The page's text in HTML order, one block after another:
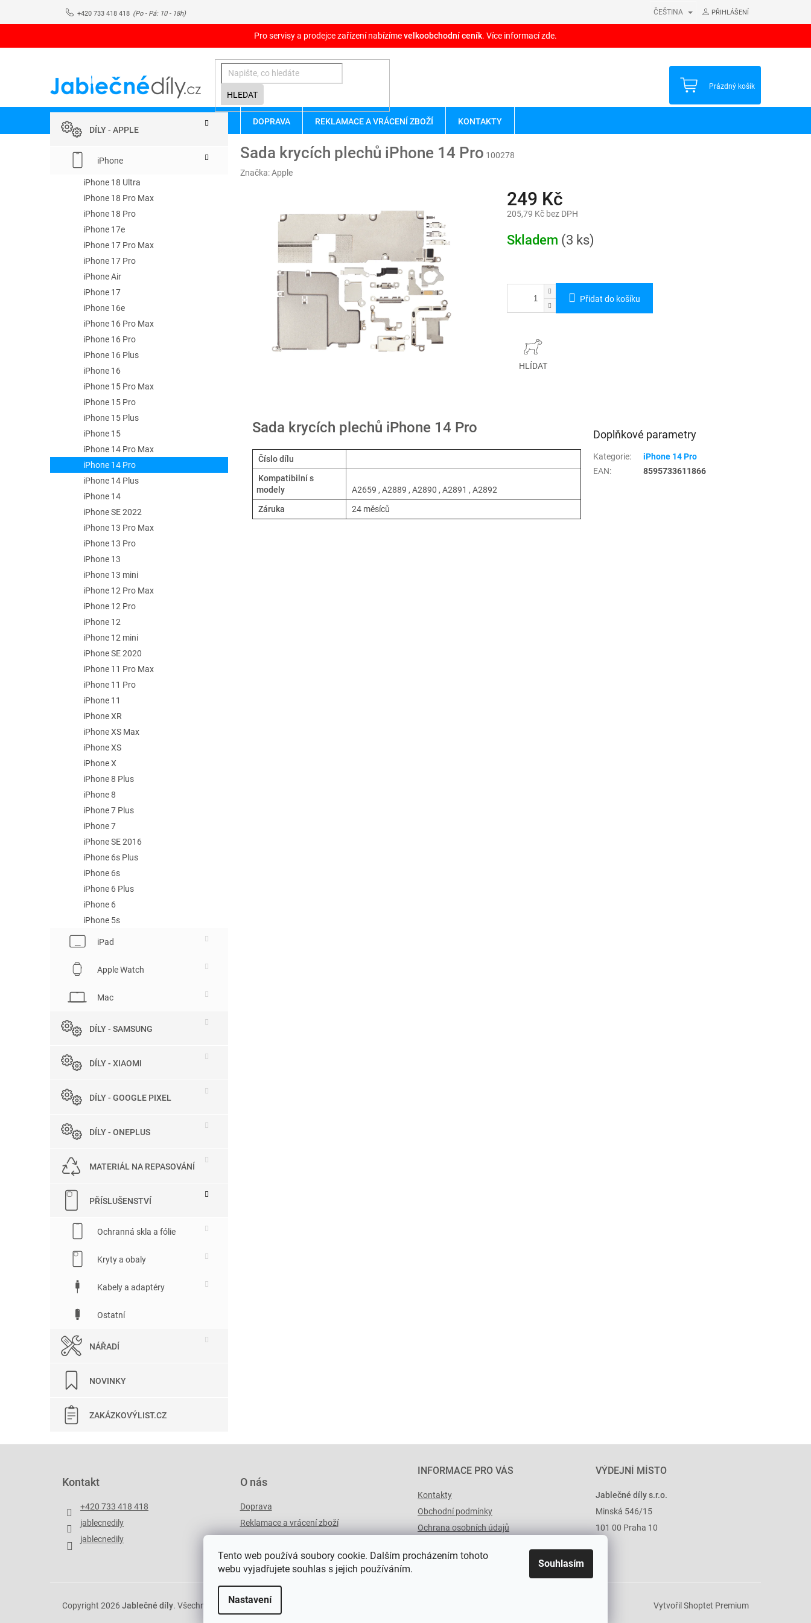
Tento web používá soubory cookie. Dalším procházením tohoto
webu vyjadřujete souhlas s jejich používáním.
Nastavení
Souhlasím
+420 733 418 418 ČEŠTINA PŘIHLÁŠENÍ
Pro servisy a prodejce zařízení nabízímevelkoobchodní ceník. Více informací zde.
HLEDAT
NÁKUPNÍ
Prázdný košík
DOPRAVA REKLAMACE A VRÁCENÍ ZBOŽÍ KONTAKTY
o
kategorieDÍLY - APPLE
iPhone
iPhone 18 Ultra
iPhone 18 Pro Max
iPhone 18 Pro
iPhone 17e
iPhone 17 Pro Max
iPhone 17 Pro
iPhone Air
iPhone 17
iPhone 16e
iPhone 16 Pro Max
iPhone 16 Pro
iPhone 16 Plus
iPhone 16
iPhone 15 Pro Max
iPhone 15 Pro
iPhone 15 Plus
iPhone 15
iPhone 14 Pro Max
iPhone 14 Pro
iPhone 14 Plus
iPhone 14
iPhone SE 2022
iPhone 13 Pro Max
iPhone 13 Pro
iPhone 13
iPhone 13 mini
iPhone 12 Pro Max
iPhone 12 Pro
iPhone 12
iPhone 12 mini
iPhone SE 2020
iPhone 11 Pro Max
iPhone 11 Pro
iPhone 11
iPhone XR
iPhone XS Max
iPhone XS
iPhone X
iPhone 8 Plus
iPhone 8
iPhone 7 Plus
iPhone 7
iPhone SE 2016
iPhone 6s Plus
iPhone 6s
iPhone 6 Plus
iPhone 6
iPhone 5s
iPad
Apple Watch
Mac
DÍLY - SAMSUNG
DÍLY - XIAOMI
DÍLY - GOOGLE PIXEL
DÍLY - ONEPLUS
MATERIÁL NA REPASOVÁNÍ
PŘÍSLUŠENSTVÍ
Ochranná skla a fólie
Kryty a obaly
Kabely a adaptéry
Ostatní
NÁŘADÍ
NOVINKY
ZAKÁZKOVÝLIST.CZ
Sada krycích plechů iPhone 14 Pro 100278
Značka:Apple
249 Kč
205,79 Kč bez DPH
cena:
Skladem (3 ks)
Přidat do košíku
HLÍDAT
Sada krycích plechů iPhone 14 Pro
Číslo dílu
Kompatibilní s
modely
A2659 , A2889 , A2890 , A2891 , A2892
Záruka
24 měsíců
Doplňkové parametry
Kategorie:
iPhone 14 Pro
EAN: 8595733611866
Kontakt
+420 733 418 418
jablecnedily
jablecnedily
O nás
Doprava
Reklamace a vrácení zboží
INFORMACE PRO VÁS
Kontakty
Obchodní podmínky
Ochrana osobních údajů
VÝDEJNÍ MÍSTO
Jablečné díly s.r.o.
Minská 546/15
101 00 Praha 10
Vytvořil Shoptet Premium
Copyright 2026 Jablečné díly. Všechna práva vyhrazena.